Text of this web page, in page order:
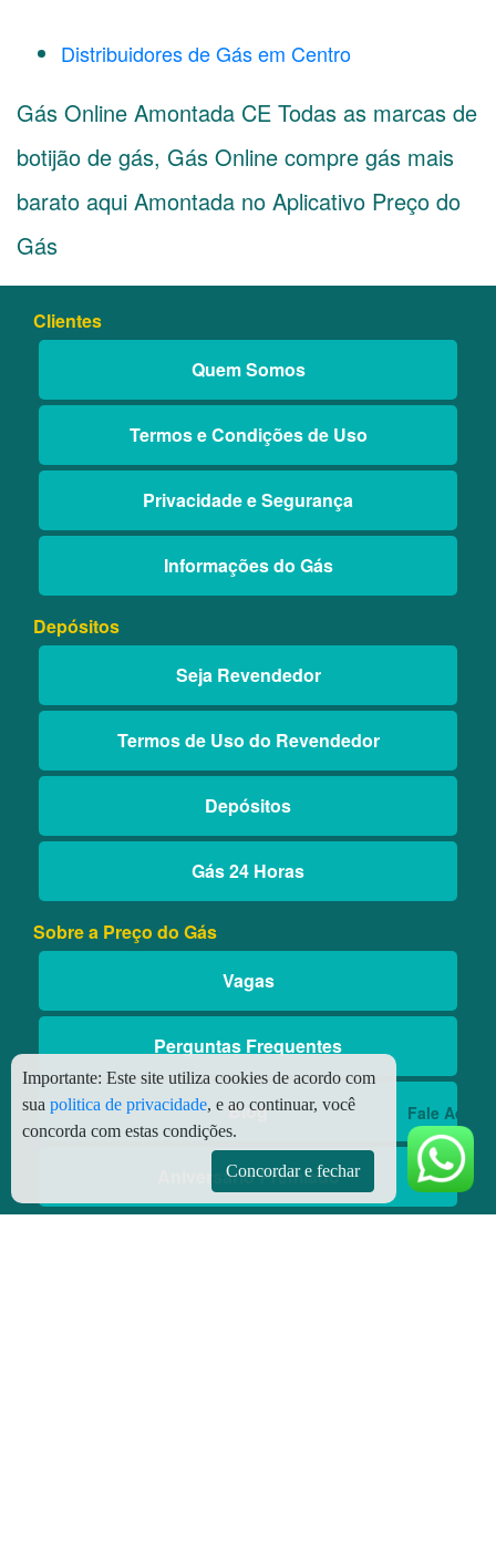
Distribuidores de Gás em Centro
Gás Online Amontada CE Todas as marcas de
botijão de gás, Gás Online compre gás mais
barato aqui Amontada no Aplicativo Preço do
Gás
Fale Aqui
Clientes
Quem Somos
Termos e Condições de Uso
Privacidade e Segurança
Informações do Gás
Depósitos
Seja Revendedor
Termos de Uso do Revendedor
Depósitos
Gás 24 Horas
Sobre a Preço do Gás
Vagas
Perguntas Frequentes
Blog
Aniversário Premiado
Importante: Este site utiliza cookies de acordo com
sua politica de privacidade, e ao continuar, você
concorda com estas condições.
Concordar e fechar